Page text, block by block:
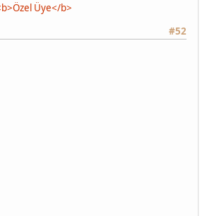
Üye</b>
#52